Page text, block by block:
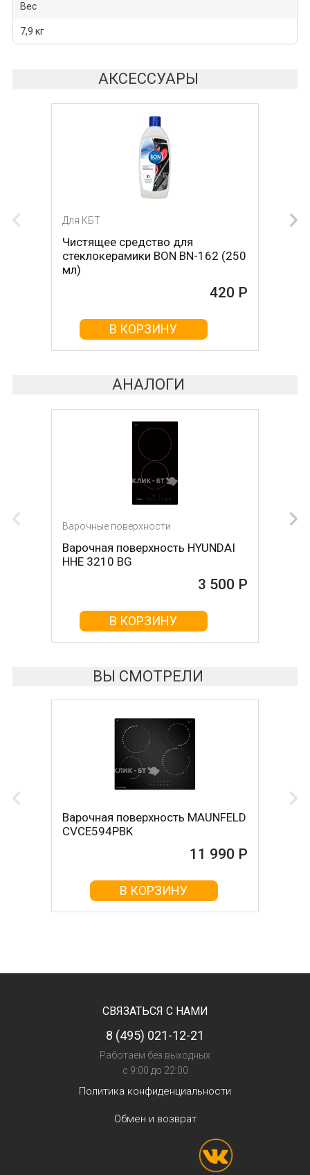
Вес
7,9 кг
АКСЕССУАРЫ
Для КБТ
Чистящее средство для
стеклокерамики BON BN-162 (250
мл)
420 Р
В КОРЗИНУ
Для КБТ
Скребок для ухода за
стеклокерамикой BON BN-603
В КОРЗИНУ
АНАЛОГИ
Варочные поверхности
Варочная поверхность HYUNDAI
HHE 3210 BG
3 500 Р
В КОРЗИНУ
Варочные поверхности
Варочная поверхность DARINA
1T17 BGС 341 12 B
3 680 Р
В КОРЗИНУ
ВЫ СМОТРЕЛИ
Варочная поверхность MAUNFELD
CVCE594PBK
11 990 Р
В КОРЗИНУ
СВЯЗАТЬСЯ С НАМИ
8 (495) 021-12-21
Работаем без выходных
с 9:00 до 22:00
Политика конфиденциальности
Обмен и возврат